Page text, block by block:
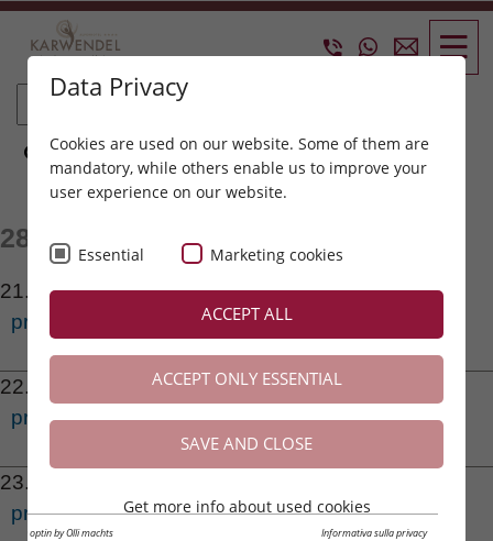
28 RESULTS:
21.
preise_2022_dz_leben.pdf
22.
preisliste_2022_2023_alle_zimmer.pdf
23.
preise_2022_ez_leben.pdf
Data Privacy
Cookies are used on our website. Some of them are
mandatory, while others enable us to improve your
user experience on our website.
Essential Marketing cookies
ACCEPT ALL
ACCEPT ONLY ESSENTIAL
SAVE AND CLOSE
Get more info about used cookies
Cookie optin by Olli machts Informativa sulla privacy